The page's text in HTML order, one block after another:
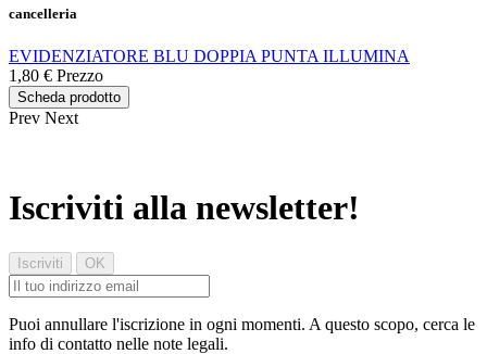
cancelleria
EVIDENZIATORE BLU DOPPIA PUNTA ILLUMINA
1,80 € Prezzo
Scheda prodotto
Prev Next
Iscriviti alla newsletter!
Puoi annullare l'iscrizione in ogni momenti. A questo scopo, cerca le
info di contatto nelle note legali.